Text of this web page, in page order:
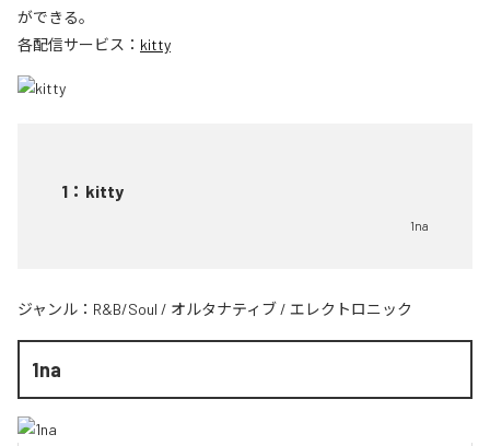
ができる。
各配信サービス： kitty
1 ： kitty
1na
ジャンル： R&B/Soul / オルタナティブ / エレクトロニック
1na